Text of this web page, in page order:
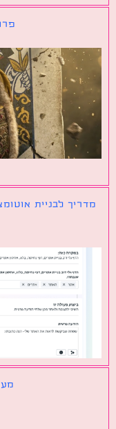
פרומפט
לבניית אוטומציה
מערכת